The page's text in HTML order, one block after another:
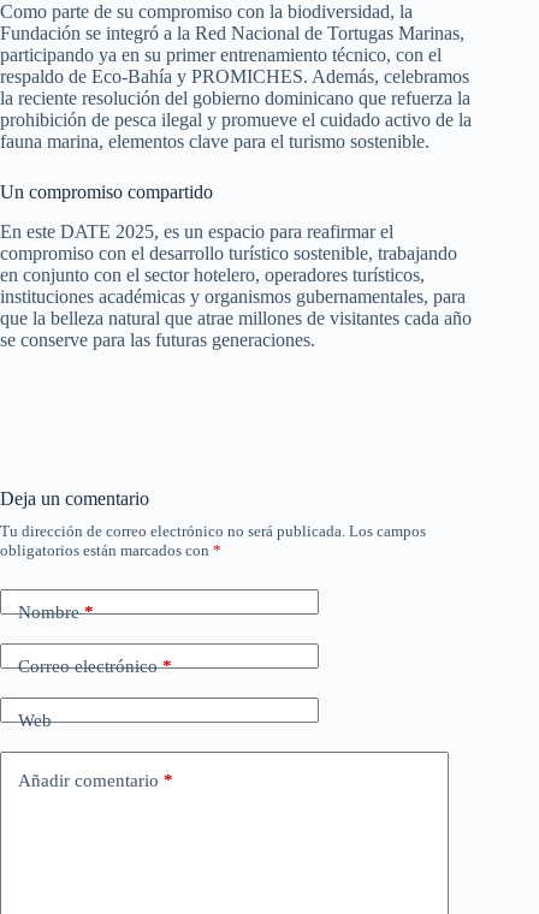
Como parte de su compromiso con la biodiversidad, la
Fundación se integró a la Red Nacional de Tortugas Marinas,
participando ya en su primer entrenamiento técnico, con el
respaldo de Eco-Bahía y PROMICHES. Además, celebramos
la reciente resolución del gobierno dominicano que refuerza la
prohibición de pesca ilegal y promueve el cuidado activo de la
fauna marina, elementos clave para el turismo sostenible.
Un compromiso compartido
En este DATE 2025, es un espacio para reafirmar el
compromiso con el desarrollo turístico sostenible, trabajando
en conjunto con el sector hotelero, operadores turísticos,
instituciones académicas y organismos gubernamentales, para
que la belleza natural que atrae millones de visitantes cada año
se conserve para las futuras generaciones.
Deja un comentario
Tu dirección de correo electrónico no será publicada. Los campos
obligatorios están marcados con *
Nombre*
Correo electrónico*
Web
Añadir comentario *